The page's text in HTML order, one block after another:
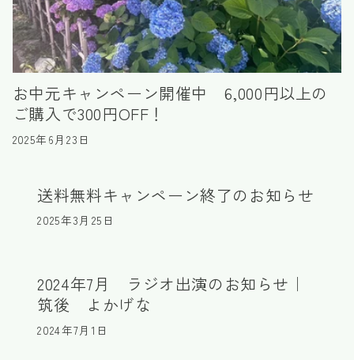
お中元キャンペーン開催中 6,000円以上の
ご購入で300円OFF！
2025年6月23日
送料無料キャンペーン終了のお知らせ
2025年3月25日
2024年7月 ラジオ出演のお知らせ｜
筑後 よかげな
2024年7月1日